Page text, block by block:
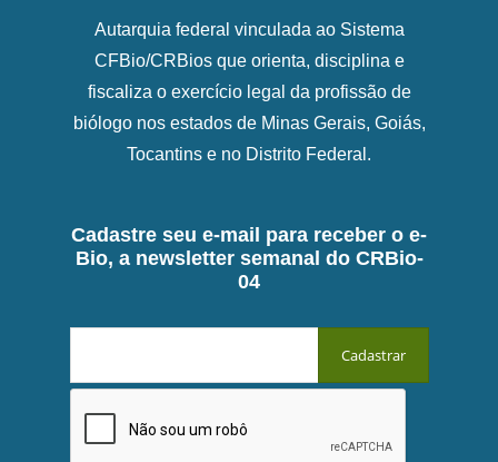
Autarquia federal vinculada ao Sistema
CFBio/CRBios que orienta, disciplina e
fiscaliza o exercício legal da profissão de
biólogo nos estados de Minas Gerais, Goiás,
Tocantins e no Distrito Federal.
Cadastre seu e-mail para receber o e-
Bio, a newsletter semanal do CRBio-
04